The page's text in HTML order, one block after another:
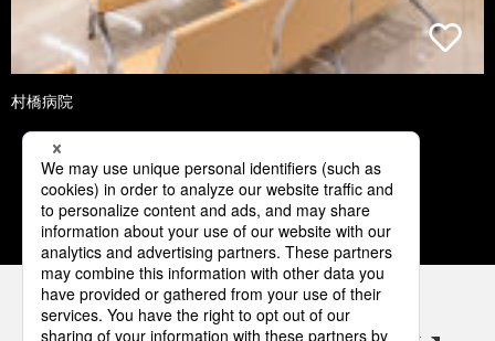
村橋病院
1 2 3 4 5
パナソニックの電気設備 SNSアカウント